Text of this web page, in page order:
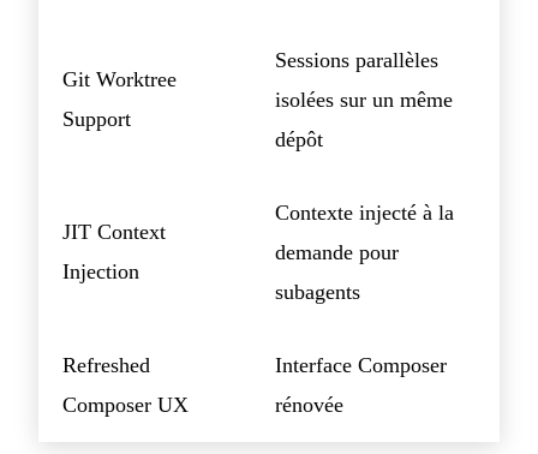
Git Worktree
Support
Sessions parallèles
isolées sur un même
dépôt
JIT Context
Injection
Contexte injecté à la
demande pour
subagents
Refreshed
Composer UX
Interface Composer
rénovée